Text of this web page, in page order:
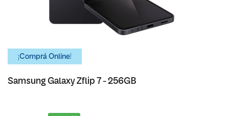
¡Comprá Online!
Samsung Galaxy Zflip 7 - 256GB